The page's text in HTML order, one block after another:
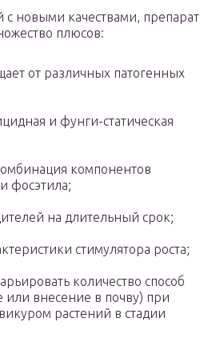
новыми качествами, препарат
плюсов:
от различных патогенных
и фунги-статическая
компонентов
фосэтила;
на длительный срок;
стимулятора роста;
количество способ
или внесение в почву) при
растений в стадии